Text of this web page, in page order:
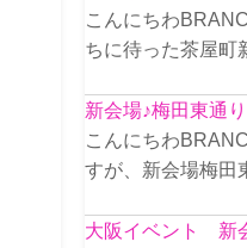
こんにちわ
ちに待った茶屋町
新会場♪梅田東通
こんにちわ
すが、新会場梅田
大阪イベント 新